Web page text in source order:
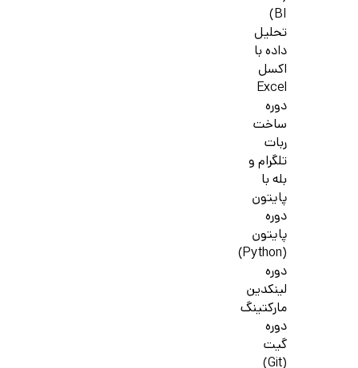
BI)
تحلیل
داده با
اکسل
Excel
دوره
ساخت
ربات
تلگرام و
بله با
پایتون
دوره
پایتون
(Python)
دوره
لینکدین
مارکتینگ
دوره
گیت